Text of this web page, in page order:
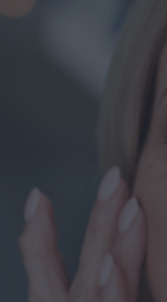
massimizzare
di peso
accedere a
"Dopo una
potenziali